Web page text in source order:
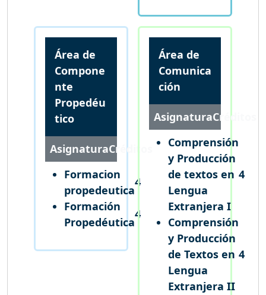
Área de
Compone
nte
Propedéu
tico
AsignaturaCréditos
Formacion
propedeutica
4
Formación
Propedéutica
4
Área de
Comunica
ción
AsignaturaCréditos
Comprensión
y Producción
de textos en
Lengua
Extranjera I
4
Comprensión
y Producción
de Textos en
Lengua
Extranjera II
4